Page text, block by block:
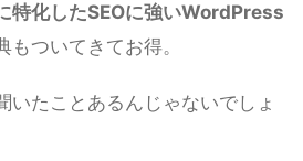
特化したSEOに強いWordPress
もついてきてお得。
いたことあるんじゃないでしょ